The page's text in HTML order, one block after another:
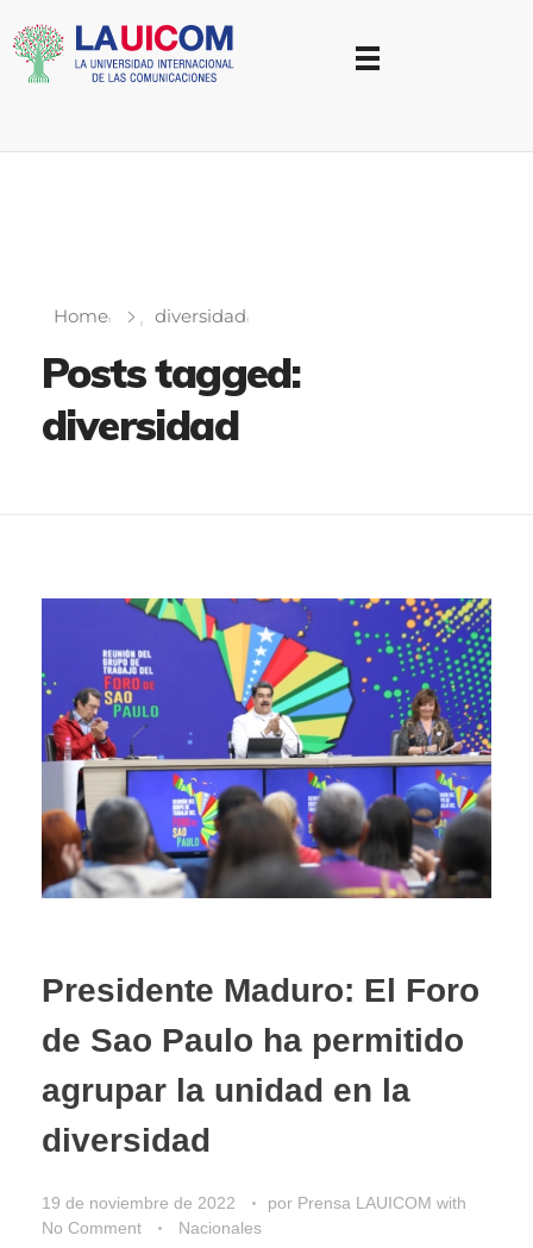
Home diversidad
Posts tagged:
diversidad
Presidente Maduro: El Foro
de Sao Paulo ha permitido
agrupar la unidad en la
diversidad
19 de noviembre de 2022 por Prensa LAUICOM with
No Comment
Nacionales